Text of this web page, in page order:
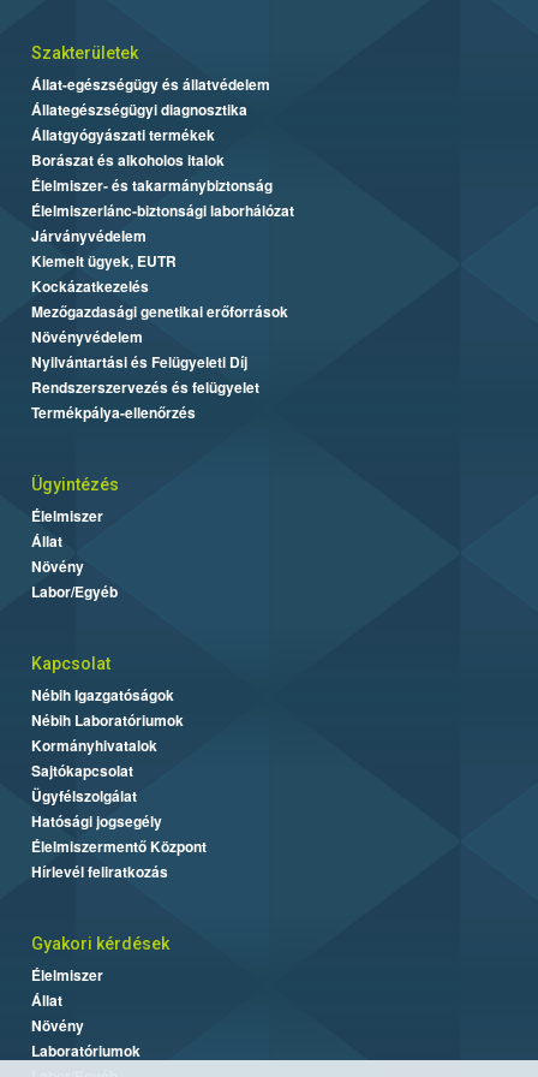
Szakterületek
Állat-egészségügy és állatvédelem
Állategészségügyi diagnosztika
Állatgyógyászati termékek
Borászat és alkoholos italok
Élelmiszer- és takarmánybiztonság
Élelmiszerlánc-biztonsági laborhálózat
Járványvédelem
Kiemelt ügyek, EUTR
Kockázatkezelés
Mezőgazdasági genetikai erőforrások
Növényvédelem
Nyilvántartási és Felügyeleti Díj
Rendszerszervezés és felügyelet
Termékpálya-ellenőrzés
Ügyintézés
Élelmiszer
Állat
Növény
Labor/Egyéb
Kapcsolat
Nébih Igazgatóságok
Nébih Laboratóriumok
Kormányhivatalok
Sajtókapcsolat
Ügyfélszolgálat
Hatósági jogsegély
Élelmiszermentő Központ
Hírlevél feliratkozás
Gyakori kérdések
Élelmiszer
Állat
Növény
Laboratóriumok